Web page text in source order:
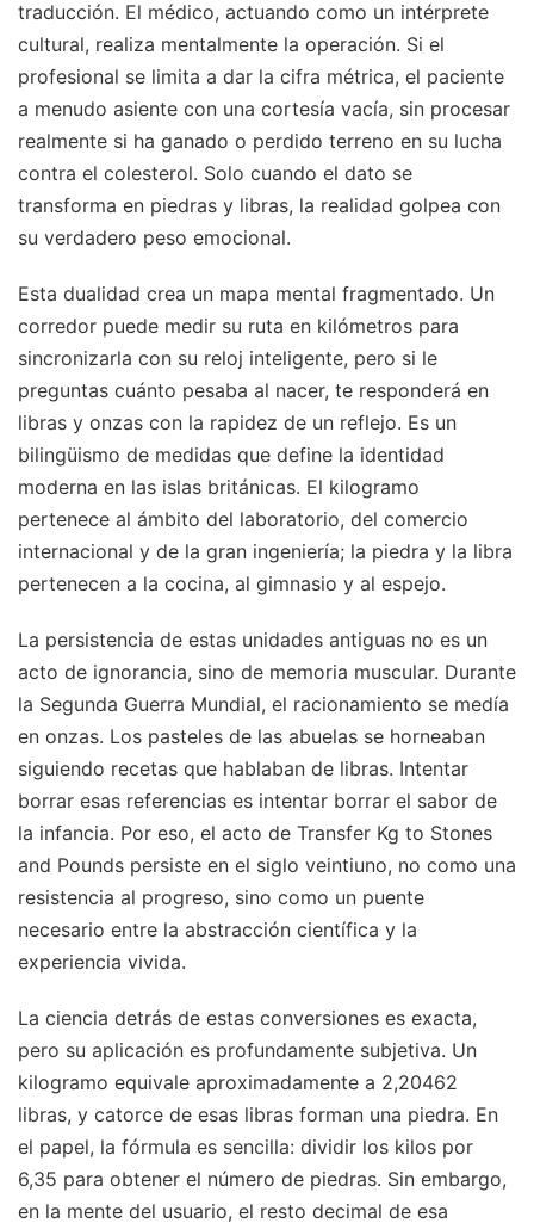
traducción. El médico, actuando como un intérprete
cultural, realiza mentalmente la operación. Si el
profesional se limita a dar la cifra métrica, el paciente
a menudo asiente con una cortesía vacía, sin procesar
realmente si ha ganado o perdido terreno en su lucha
contra el colesterol. Solo cuando el dato se
transforma en piedras y libras, la realidad golpea con
su verdadero peso emocional.
Esta dualidad crea un mapa mental fragmentado. Un
corredor puede medir su ruta en kilómetros para
sincronizarla con su reloj inteligente, pero si le
preguntas cuánto pesaba al nacer, te responderá en
libras y onzas con la rapidez de un reflejo. Es un
bilingüismo de medidas que define la identidad
moderna en las islas británicas. El kilogramo
pertenece al ámbito del laboratorio, del comercio
internacional y de la gran ingeniería; la piedra y la libra
pertenecen a la cocina, al gimnasio y al espejo.
La persistencia de estas unidades antiguas no es un
acto de ignorancia, sino de memoria muscular. Durante
la Segunda Guerra Mundial, el racionamiento se medía
en onzas. Los pasteles de las abuelas se horneaban
siguiendo recetas que hablaban de libras. Intentar
borrar esas referencias es intentar borrar el sabor de
la infancia. Por eso, el acto de Transfer Kg to Stones
and Pounds persiste en el siglo veintiuno, no como una
resistencia al progreso, sino como un puente
necesario entre la abstracción científica y la
experiencia vivida.
La ciencia detrás de estas conversiones es exacta,
pero su aplicación es profundamente subjetiva. Un
kilogramo equivale aproximadamente a 2,20462
libras, y catorce de esas libras forman una piedra. En
el papel, la fórmula es sencilla: dividir los kilos por
6,35 para obtener el número de piedras. Sin embargo,
en la mente del usuario, el resto decimal de esa